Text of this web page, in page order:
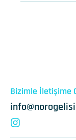
Bizimle İletişime